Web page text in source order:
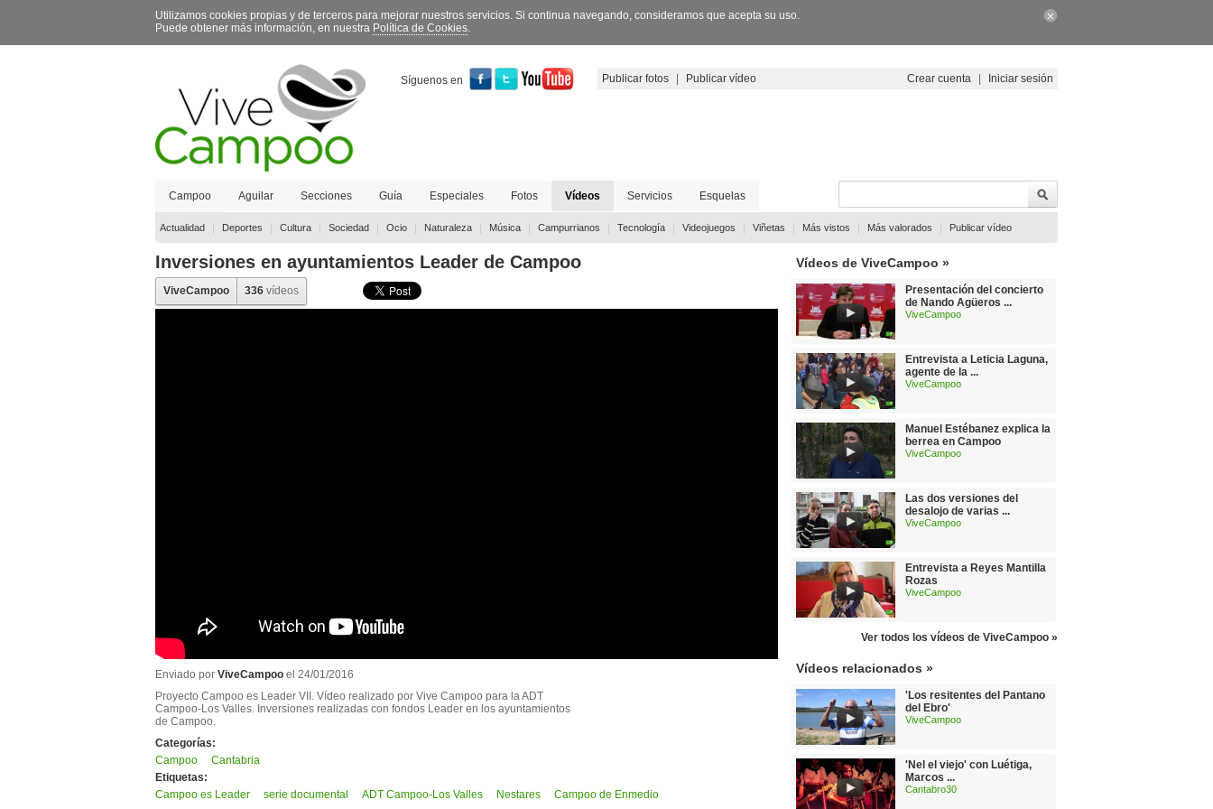
Utilizamos cookies propias y de terceros para mejorar nuestros servicios. Si continua navegando, consideramos que acepta su uso.
Puede obtener más información, en nuestra Política de Cookies.
Síguenos en Publicar fotos Publicar vídeo Crear cuenta Iniciar sesión
Campoo Aguilar Secciones Guía Especiales Fotos Vídeos
Actualidad Deportes Cultura Sociedad Ocio Naturaleza Música Campurrianos Tecnología Videojuegos Viñetas Más vistos Más valorados Publicar vídeo
Servicios Esquelas
Contacto
Inversiones en ayuntamientos Leader de Campoo
ViveCampoo 336 vídeos
Enviado por ViveCampoo el 24/01/2016
Proyecto Campoo es Leader VII. Vídeo realizado por Vive Campoo para la ADT
Campoo-Los Valles. Inversiones realizadas con fondos Leader en los ayuntamientos
de Campoo.
Categorías:
Campoo
Cantabria
Etiquetas:
Campoo es Leader
serie documental ADT Campoo-Los Valles Nestares Campoo de Enmedio
Vídeos de ViveCampoo »
Presentación del concierto
de Nando Agüeros ...
ViveCampoo
Entrevista a Leticia Laguna,
agente de la ...
ViveCampoo
Manuel Estébanez explica la
berrea en Campoo
ViveCampoo
Las dos versiones del
desalojo de varias ...
ViveCampoo
Entrevista a Reyes Mantilla
Rozas
ViveCampoo
Ver todos los vídeos de ViveCampoo »
Vídeos relacionados »
'Los resitentes del Pantano
del Ebro'
ViveCampoo
'Nel el viejo' con Luétiga,
Marcos ...
Cantabro30